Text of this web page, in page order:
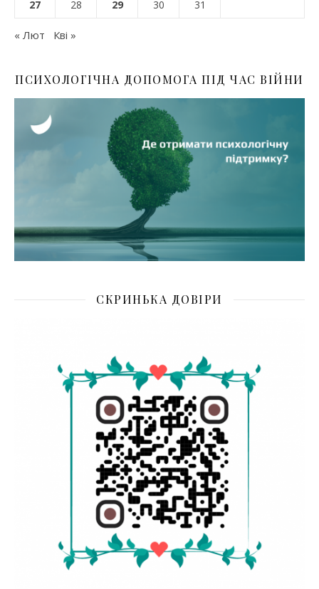
27 28 29 30 31
« Лют Кві »
ПСИХОЛОГІЧНА ДОПОМОГА ПІД ЧАС ВІЙНИ
СКРИНЬКА ДОВІРИ